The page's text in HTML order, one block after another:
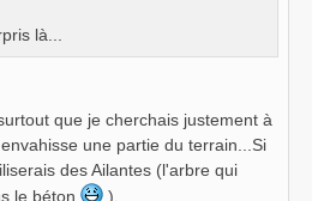
là...
que je cherchais justement à
une partie du terrain...Si
des Ailantes (l'arbre qui
le béton
).